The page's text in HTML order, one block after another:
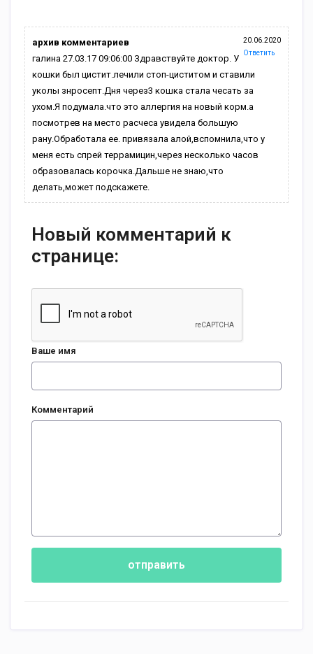
20.06.2020
Ответить
архив комментариев
галина 27.03.17 09:06:00 Здравствуйте доктор. У
кошки был цистит.лечили стоп-циститом и ставили
уколы знросепт.Дня через3 кошка стала чесать за
ухом.Я подумала.что это аллергия на новый корм.а
посмотрев на место расчеса увидела большую
рану.Обработала ее. привязала алой,вспомнила,что у
меня есть спрей террамицин,через несколько часов
образовалась корочка.Дальше не знаю,что
делать,может подскажете.
Новый комментарий к
странице:
Ваше имя
Комментарий
отправить